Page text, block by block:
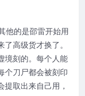
他的是邵雷开始用
高级货才换了。
境刻的。每个人能
个刀尸都会被刻印
取出来自己用，